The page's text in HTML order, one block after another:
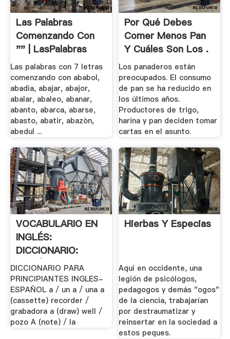
Las Palabras
Comenzando Con
"" | LasPalabras
Las palabras con 7 letras
comenzando con ababol,
abadìa, abajar, abajor,
abalar, abaleo, abanar,
abanto, abarca, abarse,
abasto, abatir, abazòn,
abedul ...
Por Qué Debes
Comer Menos Pan
Y Cuáles Son Los .
Los panaderos están
preocupados. El consumo
de pan se ha reducido en
los últimos años.
Productores de trigo,
harina y pan deciden tomar
cartas en el asunto.
VOCABULARIO EN
INGLÉS:
DICCIONARIO:
INGLÉS .
DICCIONARIO PARA
PRINCIPIANTES INGLES-
ESPAÑOL a / un a / una a
(cassette) recorder /
grabadora a (draw) well /
pozo A (note) / la
Hierbas Y Especias
Aquí en occidente, una
legión de psicólogos,
pedagogos y demás "ogos"
de la ciencia, trabajarían
por destraumatizar y
reinsertar en la sociedad a
estos peques.